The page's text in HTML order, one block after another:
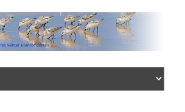
Skip to content